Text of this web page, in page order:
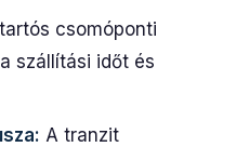
csomóponti
szállítási időt és
A tranzit